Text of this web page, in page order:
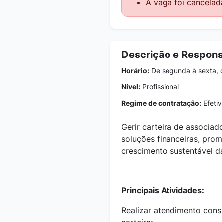
A vaga foi
Descrição e
Horário: De segunda à sexta,
Nível: Profissional
Regime de contratação:
Gerir carteira de
soluções financeiras,
crescimento sustentável
Principais Atividades:
Realizar atendimento